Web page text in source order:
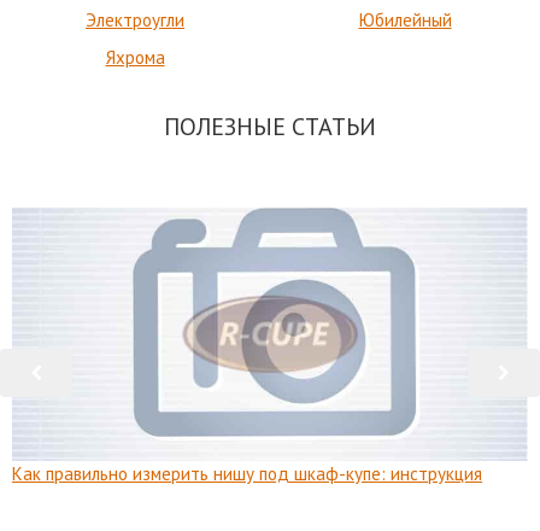
Электроугли
Юбилейный
Яхрома
ПОЛЕЗНЫЕ СТАТЬИ
Как правильно измерить нишу под шкаф-купе: инструкция